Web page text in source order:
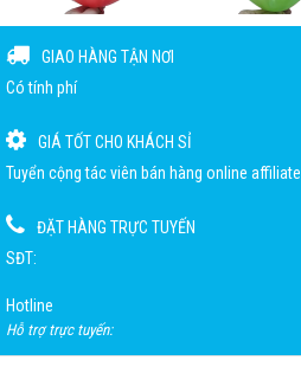
GIAO HÀNG TẬN NƠI
Có tính phí
GIÁ TỐT CHO KHÁCH SỈ
Tuyển cộng tác viên bán hàng online affiliate
ĐẶT HÀNG TRỰC TUYẾN
SĐT:
Hotline
Hỗ trợ trực tuyến: